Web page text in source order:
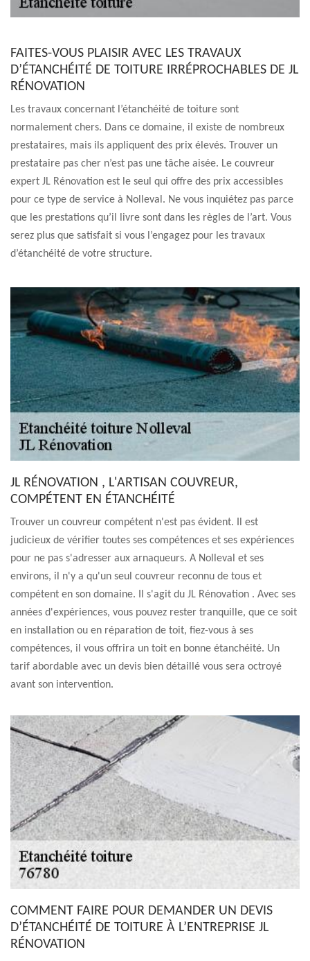
FAITES-VOUS PLAISIR AVEC LES TRAVAUX
D’ÉTANCHÉITÉ DE TOITURE IRRÉPROCHABLES DE JL
RÉNOVATION
Les travaux concernant l’étanchéité de toiture sont
normalement chers. Dans ce domaine, il existe de nombreux
prestataires, mais ils appliquent des prix élevés. Trouver un
prestataire pas cher n’est pas une tâche aisée. Le couvreur
expert JL Rénovation est le seul qui offre des prix accessibles
pour ce type de service à Nolleval. Ne vous inquiétez pas parce
que les prestations qu’il livre sont dans les règles de l’art. Vous
serez plus que satisfait si vous l’engagez pour les travaux
d’étanchéité de votre structure.
JL RÉNOVATION , L'ARTISAN COUVREUR,
COMPÉTENT EN ÉTANCHÉITÉ
Trouver un couvreur compétent n'est pas évident. Il est
judicieux de vérifier toutes ses compétences et ses expériences
pour ne pas s'adresser aux arnaqueurs. A Nolleval et ses
environs, il n'y a qu'un seul couvreur reconnu de tous et
compétent en son domaine. Il s'agit du JL Rénovation . Avec ses
années d'expériences, vous pouvez rester tranquille, que ce soit
en installation ou en réparation de toit, fiez-vous à ses
compétences, il vous offrira un toit en bonne étanchéité. Un
tarif abordable avec un devis bien détaillé vous sera octroyé
avant son intervention.
COMMENT FAIRE POUR DEMANDER UN DEVIS
D’ÉTANCHÉITÉ DE TOITURE À L’ENTREPRISE JL
RÉNOVATION